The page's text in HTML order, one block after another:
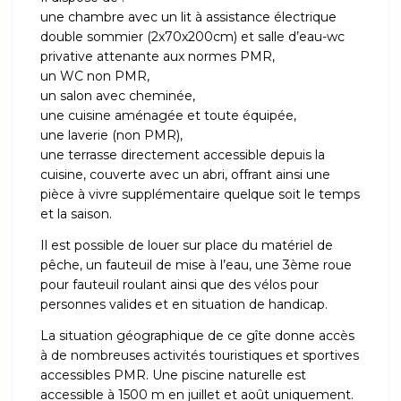
une chambre avec un lit à assistance électrique
double sommier (2x70x200cm) et salle d’eau-wc
privative attenante aux normes PMR,
un WC non PMR,
un salon avec cheminée,
une cuisine aménagée et toute équipée,
une laverie (non PMR),
une terrasse directement accessible depuis la
cuisine, couverte avec un abri, offrant ainsi une
pièce à vivre supplémentaire quelque soit le temps
et la saison.
Il est possible de louer sur place du matériel de
pêche, un fauteuil de mise à l’eau, une 3ème roue
pour fauteuil roulant ainsi que des vélos pour
personnes valides et en situation de handicap.
La situation géographique de ce gîte donne accès
à de nombreuses activités touristiques et sportives
accessibles PMR. Une piscine naturelle est
accessible à 1500 m en juillet et août uniquement.